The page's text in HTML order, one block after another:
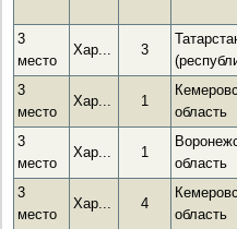
3
место
Хар... 3
3
место
Хар... 1
область
3
место
Хар... 1
область
3
место
Хар... 4
область